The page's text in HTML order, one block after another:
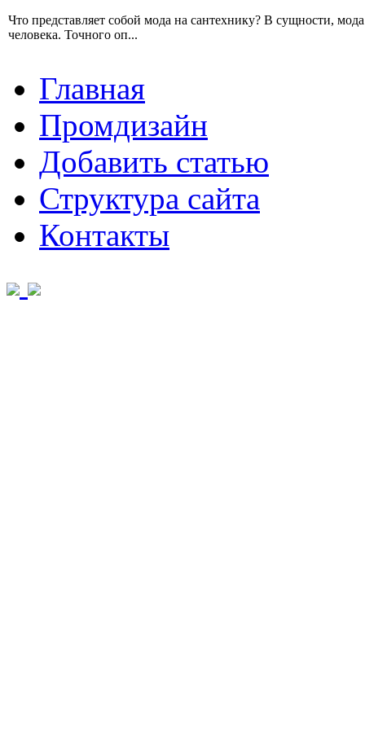
Что представляет собой мода на сантехнику? В сущности,
человека. Точного оп...
Главная
Промдизайн
Добавить статью
Структура сайта
Контакты